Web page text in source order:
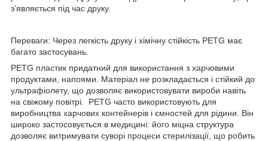
з’являється під час друку.
Переваги: Через легкість друку і хімічну стійкість PETG має
багато застосувань.
PETG пластик придатний для використання з харчовими
продуктами, напоями. Матеріал не розкладається і стійкий до
ультрафіолету, що дозволяє використовувати вироби навіть
на свіжому повітрі. PETG часто використовують для
виробництва харчових контейнерів і ємностей для рідини. Він
широко застосовується в медицині: його міцна структура
дозволяє витримувати суворі процеси стерилізації, що робить